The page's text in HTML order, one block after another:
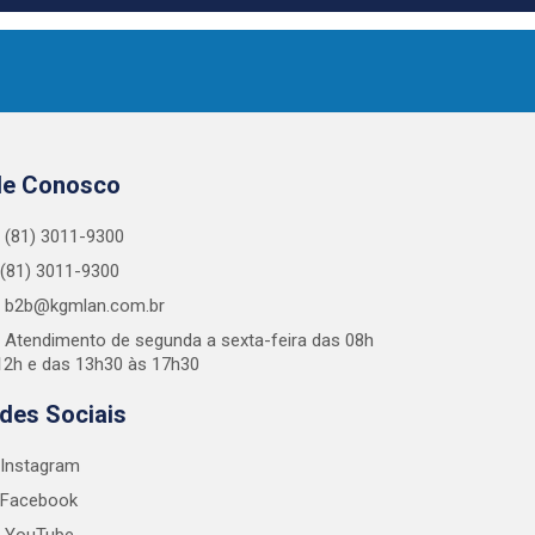
Conosco
(81) 3011-9300
(81) 3011-9300
b2b@kgmlan.com.br
Atendimento de segunda a sexta-feira das 08h
e das 13h30 às 17h30
Sociais
Instagram
Facebook